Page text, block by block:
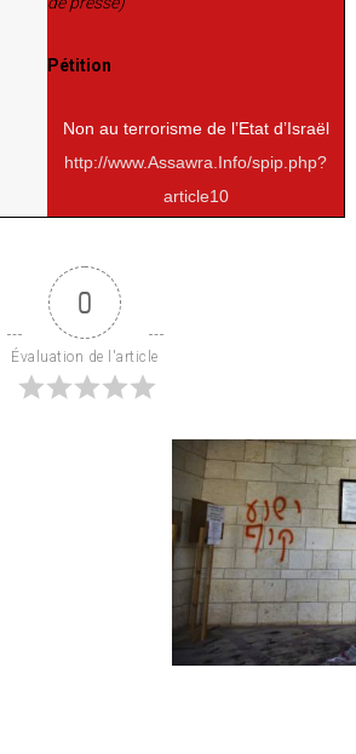
Pétition
Non au terrorisme de l’Etat d’Israël
http://www.Assawra.Info/spip.php?
article10
0
Évaluation de l'article